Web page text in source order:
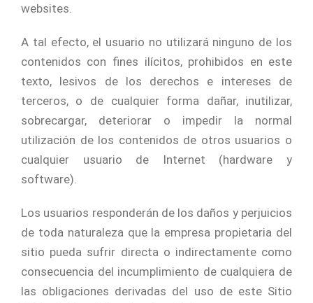
websites.
A tal efecto, el usuario no utilizará ninguno de los
contenidos con fines ilícitos, prohibidos en este
texto, lesivos de los derechos e intereses de
terceros, o de cualquier forma dañar, inutilizar,
sobrecargar, deteriorar o impedir la normal
utilización de los contenidos de otros usuarios o
cualquier usuario de Internet (hardware y
software).
Los usuarios responderán de los daños y perjuicios
de toda naturaleza que la empresa propietaria del
sitio pueda sufrir directa o indirectamente como
consecuencia del incumplimiento de cualquiera de
las obligaciones derivadas del uso de este Sitio